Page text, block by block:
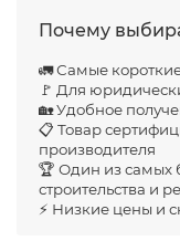
Почему
🚛 Самые
🚩 Для
🏡 Удобное
📋 Товар
производителя
🏆 Один из самых
строительства и
⚡ Низкие цены и